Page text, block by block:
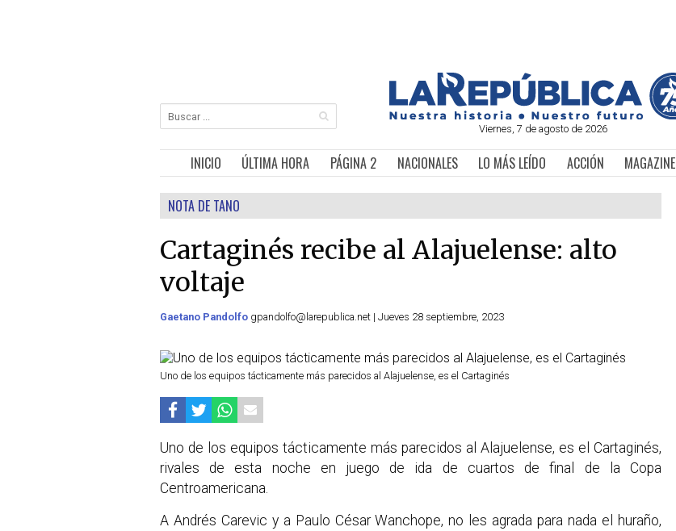
Viernes, 7 de agosto de 2026
INICIO ÚLTIMA HORA PÁGINA 2 NACIONALES LO MÁS LEÍDO ACCIÓN MAGAZINE
NOTA DE TANO
Cartaginés recibe al Alajuelense: alto
voltaje
Gaetano Pandolfo gpandolfo@larepublica.net | Jueves 28 septiembre, 2023
Uno de los equipos tácticamente más parecidos al Alajuelense, es el Cartaginés
Uno de los equipos tácticamente más parecidos al Alajuelense, es el Cartaginés,
rivales de esta noche en juego de ida de cuartos de final de la Copa
Centroamericana.
A Andrés Carevic y a Paulo César Wanchope, no les agrada para nada el huraño,